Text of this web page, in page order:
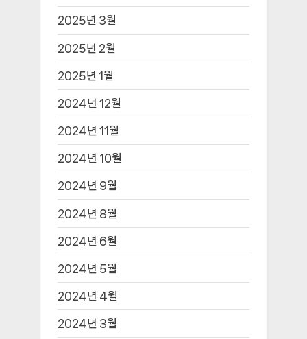
2025년 3월
2025년 2월
2025년 1월
2024년 12월
2024년 11월
2024년 10월
2024년 9월
2024년 8월
2024년 6월
2024년 5월
2024년 4월
2024년 3월